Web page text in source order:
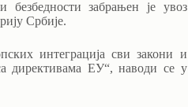
забрањен је увоз
Србије.
интеграција сви закони и
директивама ЕУ“, наводи се у